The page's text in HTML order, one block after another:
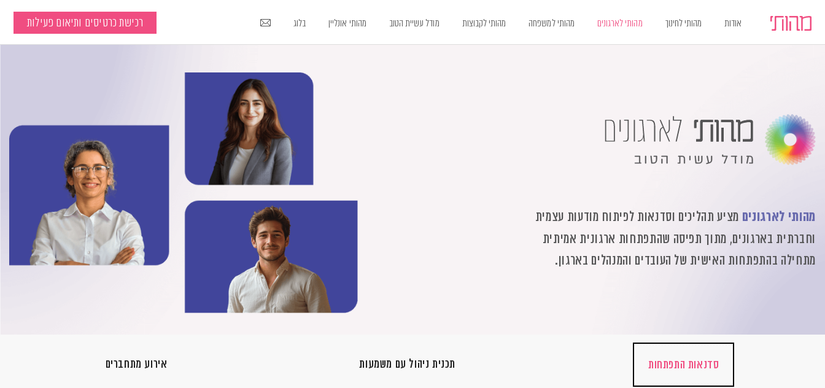
אודות מהותי לחינוך מהותי לארגונים מהותי למשפחה מהותי לקבוצות מודל עשיית הטוב מהותי אונליין בלוג רכישת כרטיסים ותיאום פעילות
מהותי לארגונים מציע תהליכים וסדנאות לפיתוח מודעות עצמית
וחברתית בארגונים, מתוך תפיסה שהתפתחות ארגונית אמיתית
מתחילה בהתפתחות האישית של העובדים והמנהלים בארגון.
סדנאות התפתחות תכנית ניהול עם משמעות אירוע מתחברים